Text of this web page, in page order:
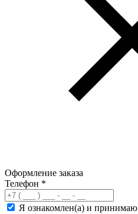
Оформление заказа
Телефон *
Я ознакомлен(а) и принимаю